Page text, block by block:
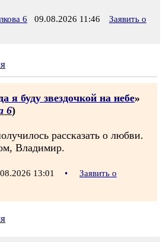
6 09.08.2026 11:46
Заявить о
я буду звездочкой на небе»
6)
рассказать о любви.
Владимир.
13:01 •
Заявить о